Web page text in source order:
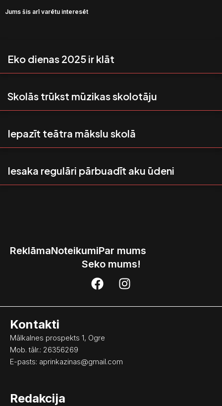
Jums šis arī varētu interesēt
Eko dienas 2025 ir klāt
Skolās trūkst mūzikas skolotāju
Iepazīt teātra mākslu skolā
Iesaka regulāri pārbuadīt aku ūdeni
ReklāmaNoteikumiPar mums
Seko mums!
F
a
o
k
I
n
Kontakti
Mālkalnes prospekts 1, Ogre
Mob. tālr.: 26356269
E-pasts: aprinkazinas@gmail.com
Redakcija